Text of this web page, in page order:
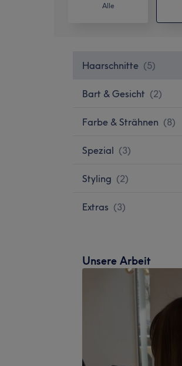
Alle
Haarschnitte (5)
Bart & Gesicht (2)
Farbe & Strähnen (8)
Spezial (3)
Styling (2)
Extras (3)
Unsere Arbeit